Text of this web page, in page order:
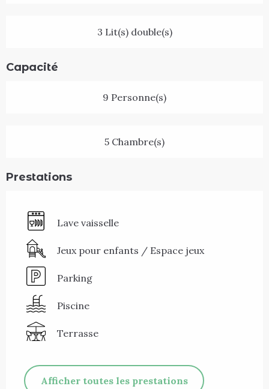
3 Lit(s) double(s)
Capacité
9 Personne(s)
5 Chambre(s)
Prestations
Lave vaisselle
Jeux pour enfants / Espace jeux
Parking
Piscine
Terrasse
Afficher toutes les prestations